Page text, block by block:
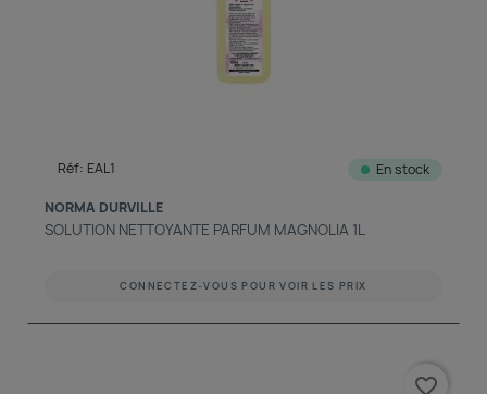
Réf: EAL1 En stock
NORMA DURVILLE
SOLUTION NETTOYANTE PARFUM MAGNOLIA 1L
CONNECTEZ-VOUS POUR VOIR LES PRIX
favorite_border